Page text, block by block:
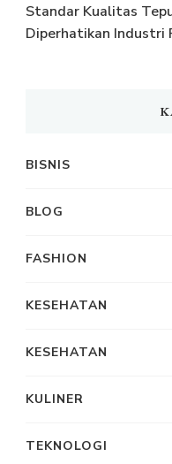
Standar Kualitas
Diperhatikan Industri
BISNIS
BLOG
FASHION
KESEHATAN
KESEHATAN
KULINER
TEKNOLOGI